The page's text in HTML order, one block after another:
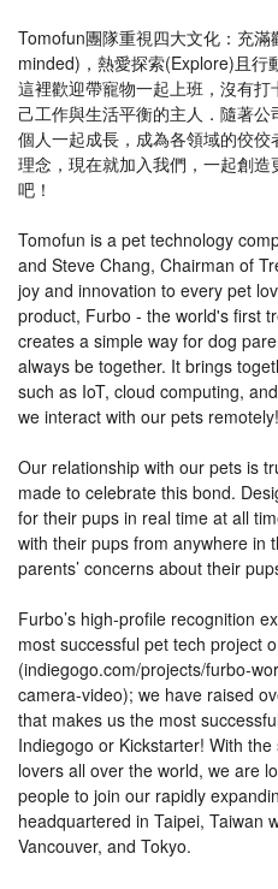
Tomofun團隊重視四大文化：充
minded)，熱愛探索(Explore)且行
這裡歡迎帶寵物一起上班，沒有
己工作與生活平衡的主人．隨著
個人一起成長，成為各領域的佼
理念，現在就加入我們，一起創
吧！
Tomofun is a pet technology
and Steve Chang, Chairman of
joy and innovation to every pet
product, Furbo - the world's first
creates a simple way for dog
always be together. It brings
such as IoT, cloud computing,
we interact with our pets remotely!
Our relationship with our pets is
made to celebrate this bond.
for their pups in real time at all
with their pups from anywhere in
parents’ concerns about their
Furbo’s high-profile recognition
most successful pet tech project
(indiegogo.com/projects/furbo-
camera-video); we have raised
that makes us the most
Indiegogo or Kickstarter! With
lovers all over the world, we are
people to join our rapidly
headquartered in Taipei, Taiwan
Vancouver, and Tokyo.